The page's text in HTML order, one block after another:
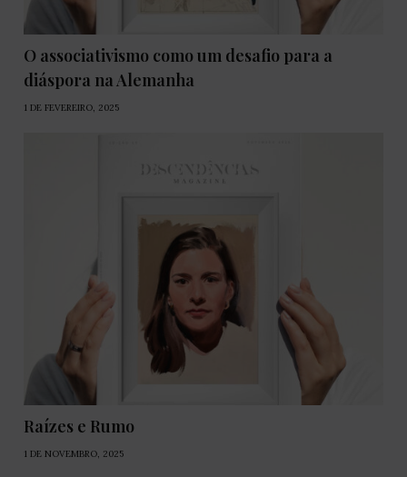
O associativismo como um desafio para a
diáspora na Alemanha
1 DE FEVEREIRO, 2025
Raízes e Rumo
1 DE NOVEMBRO, 2025